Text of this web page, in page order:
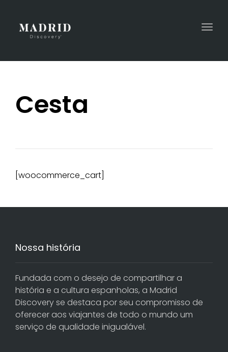
Cesta
[woocommerce_cart]
Nossa história
Fundada com o desejo de compartilhar a
história e a cultura espanholas, a Madrid
Discovery se destaca por seu compromisso de
oferecer aos viajantes de todo o mundo um
serviço de qualidade inigualável.